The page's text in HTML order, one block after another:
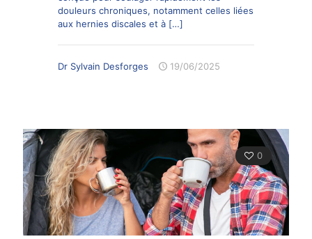
douleurs chroniques, notamment celles liées
aux hernies discales et à […]
Dr Sylvain Desforges 19/06/2025
0